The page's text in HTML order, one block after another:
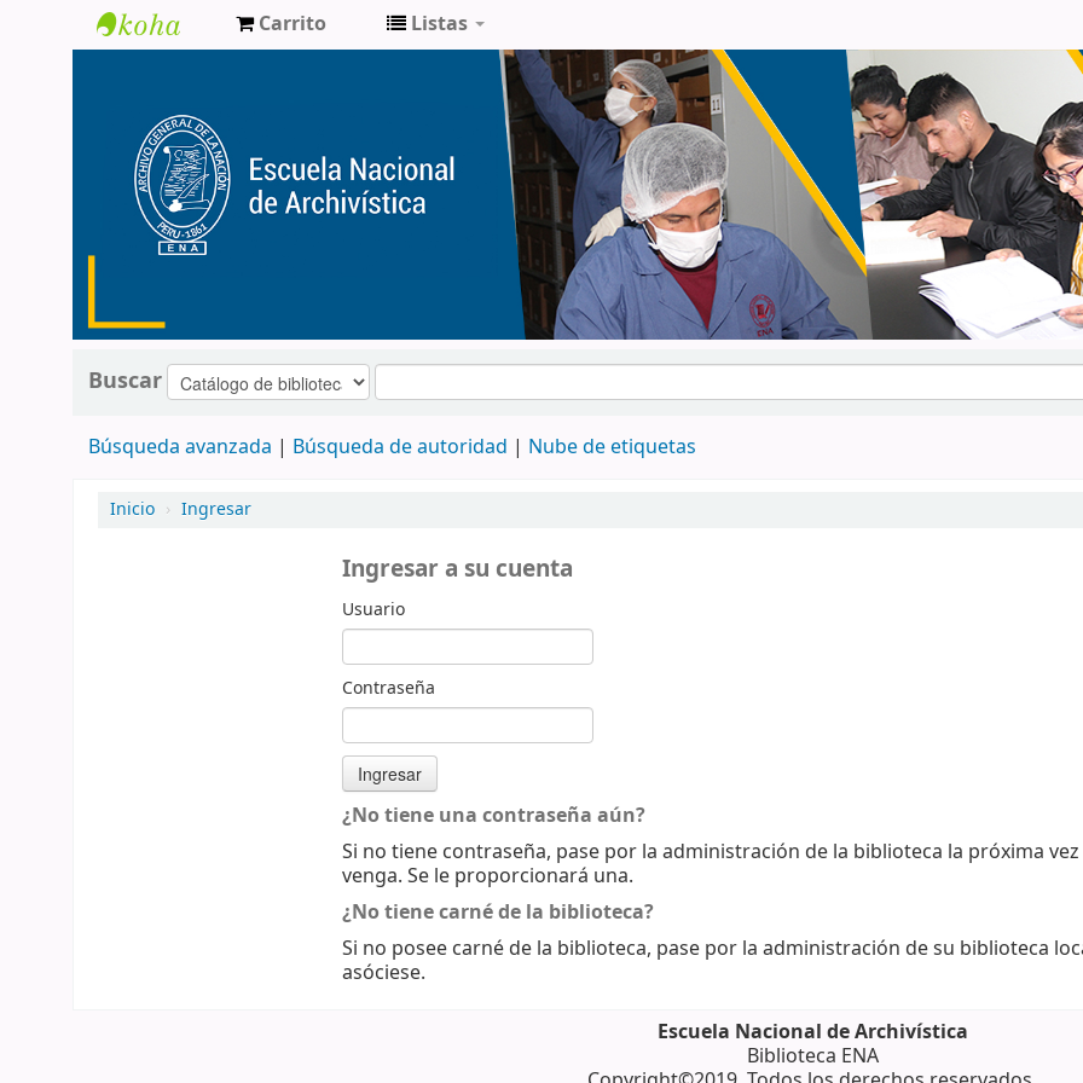
Biblioteca
ENA
Carrito Listas
Buscar
Búsqueda avanzada Búsqueda de autoridad Nube de etiquetas
Inicio › Ingresar
Ingresar a su cuenta
Usuario
Contraseña
¿No tiene una contraseña aún?
Si no tiene contraseña, pase por la administración de la biblioteca la próxima
venga. Se le proporcionará una.
¿No tiene carné de la biblioteca?
Si no posee carné de la biblioteca, pase por la administración de su biblioteca
asóciese.
Escuela Nacional de Archivística
Biblioteca ENA